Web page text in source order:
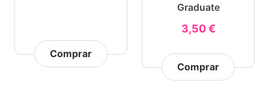
Comprar
Graduate
3,50 €
Comprar